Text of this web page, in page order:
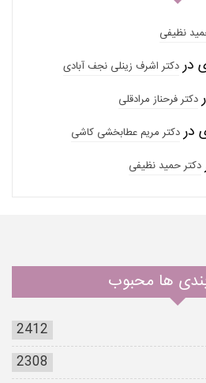
نظیفی
دردکتر اشرف زینلی نجف آبادی
دکتر فرحناز مرادقلی
دردکتر مریم عطابخشی کاشی
دکتر حمید نظیفی
ها محبوب
2412
2308